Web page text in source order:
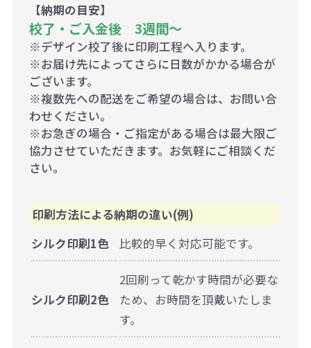
【納期の目安】
校了・ご入金後 3週間～
※デザイン校了後に印刷工程へ入ります。
※お届け先によってさらに日数がかかる場合が
ございます。
※複数先への配送をご希望の場合は、お問い合
わせください。
※お急ぎの場合・ご指定がある場合は最大限ご
協力させていただきます。お気軽にご相談くだ
さい。
印刷方法による納期の違い(例)
シルク印刷1色
比較的早く対応可能です。
シルク印刷2色
2回刷って乾かす時間が必要な
ため、お時間を頂戴いたしま
す。